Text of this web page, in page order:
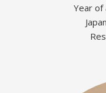
Year of